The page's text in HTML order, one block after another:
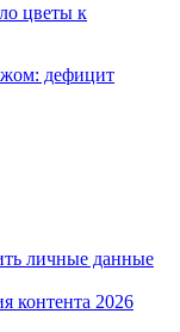
цветы к
дефицит
личные данные
контента 2026